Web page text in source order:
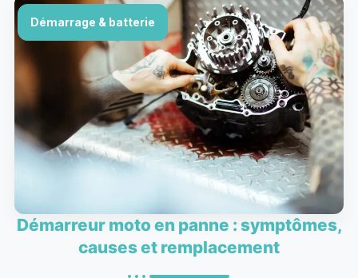
Démarrage & batterie
Démarreur moto en panne : symptômes,
causes et remplacement